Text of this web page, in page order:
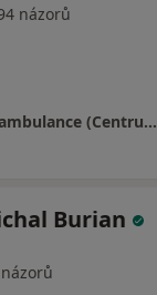
názorů
MEDAPO.cz, s.r.o - ortopedická ambulance (Centrum lékařské péče, 1.NP)
Burian